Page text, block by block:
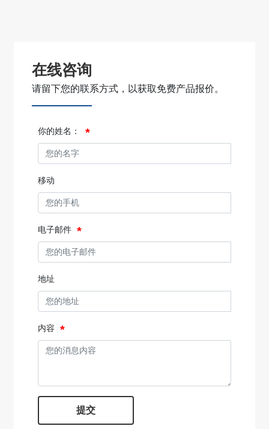
在线咨询
请留下您的联系方式，以获取免费产品报价。
你的姓名：
移动
电子邮件
地址
内容
提交